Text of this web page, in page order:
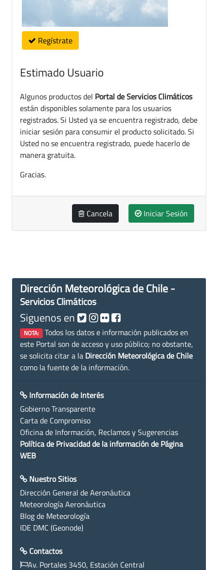
Regístrate
Estimado Usuario
Algunos productos del Portal de Servicios Climáticos
están disponibles solamente para los usuarios
registrados. Si Usted ya se encuentra registrado, debe
iniciar sesión para consumir el producto solicitado. Si
Usted no se encuentra registrado, puede hacerlo de
manera gratuita.
Gracias.
Cancela Iniciar Sesión
Dirección Meteorológica de Chile -
Servicios Climáticos
Siguenos en
NOTA: Todos los datos e información publicados en
este Portal son de acceso y uso público; no obstante,
se solicita citar a la Dirección Meteorológica de Chile
como la fuente de la información.
Información de Interés
Gobierno Transparente
Carta de Compromiso
Oficina de Información, Reclamos y Sugerencias
Política de Privacidad de la información de Página
WEB
Nuestro Sitios
Dirección General de Aeronáutica
Meteorología Aeronáutica
Blog de Meteorología
IDE DMC (Geonode)
Contactos
Av. Portales 3450, Estación Central